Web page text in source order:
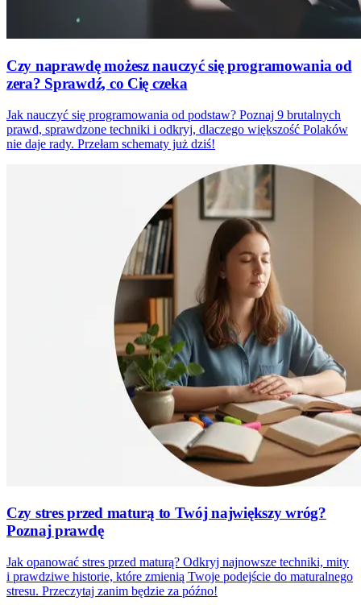
Czy naprawdę możesz nauczyć się programowania od
zera? Sprawdź, co Cię czeka
Jak nauczyć się programowania od podstaw? Poznaj 9 brutalnych
prawd, sprawdzone techniki i odkryj, dlaczego większość Polaków
nie daje rady. Przełam schematy już dziś!
Czy stres przed maturą to Twój największy wróg?
Poznaj prawdę
Jak opanować stres przed maturą? Odkryj najnowsze techniki, mity
i prawdziwe historie, które zmienią Twoje podejście do maturalnego
stresu. Przeczytaj zanim będzie za późno!